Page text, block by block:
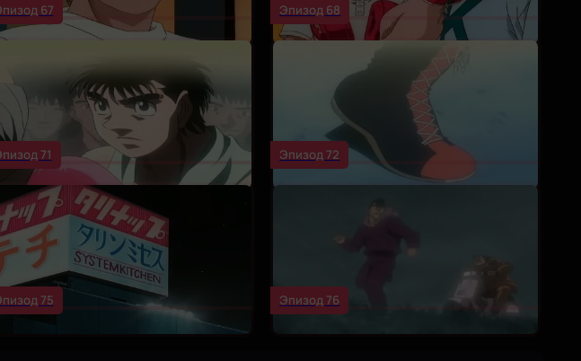
67 Эпизод 68
71 Эпизод 72
75 Эпизод 76